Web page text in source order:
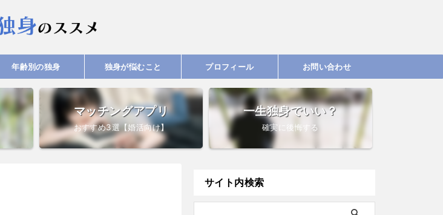
年齢別の独身 独身が悩むこと プロフィール お問い合わせ
マッチングアプリ
おすすめ3選【婚活向け】
一生独身でいい？
確実に後悔する
サイト内検索